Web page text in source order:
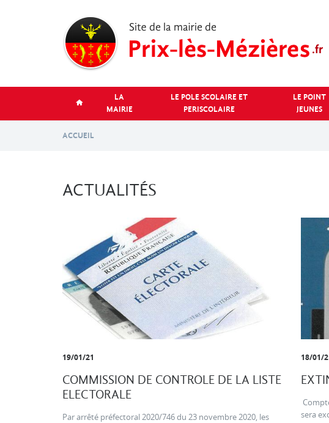
LA
MAIRIE
LE POLE SCOLAIRE ET
PERISCOLAIRE
LE POINT
JEUNES
ACCUEIL
ACTUALITÉS
19/01/21
COMMISSION DE CONTROLE DE LA LISTE
ELECTORALE
Par arrêté préfectoral 2020/746 du 23 novembre 2020, les
18/01/
sera